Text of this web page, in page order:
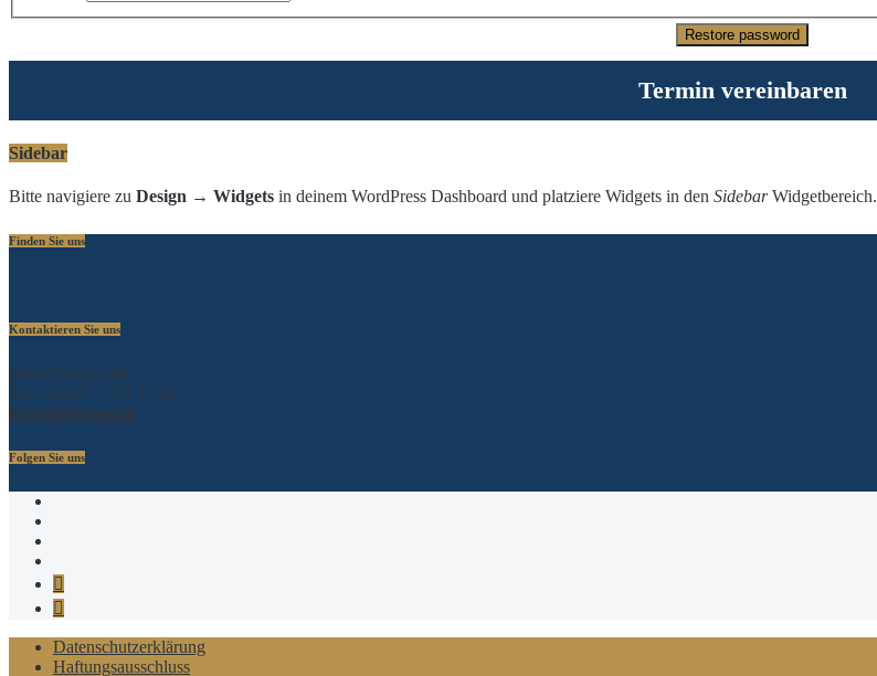
Termin vereinbaren
Sidebar
Bitte navigiere zu Design → Widgets in deinem WordPress Dashboard und platziere Widgets in den SidebarWidgetbereich.
Finden Sie uns
Kontaktieren Sie uns
info@leckel.com
Tel.: 06233 – 778 75 05
Kontaktformular
Folgen Sie uns
Telegram
Google
MyBusiness
Datenschutzerklärung
Haftungsausschluss